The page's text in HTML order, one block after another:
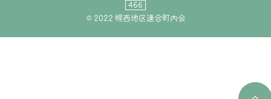
466
© 2022 幌西地区連合町内会